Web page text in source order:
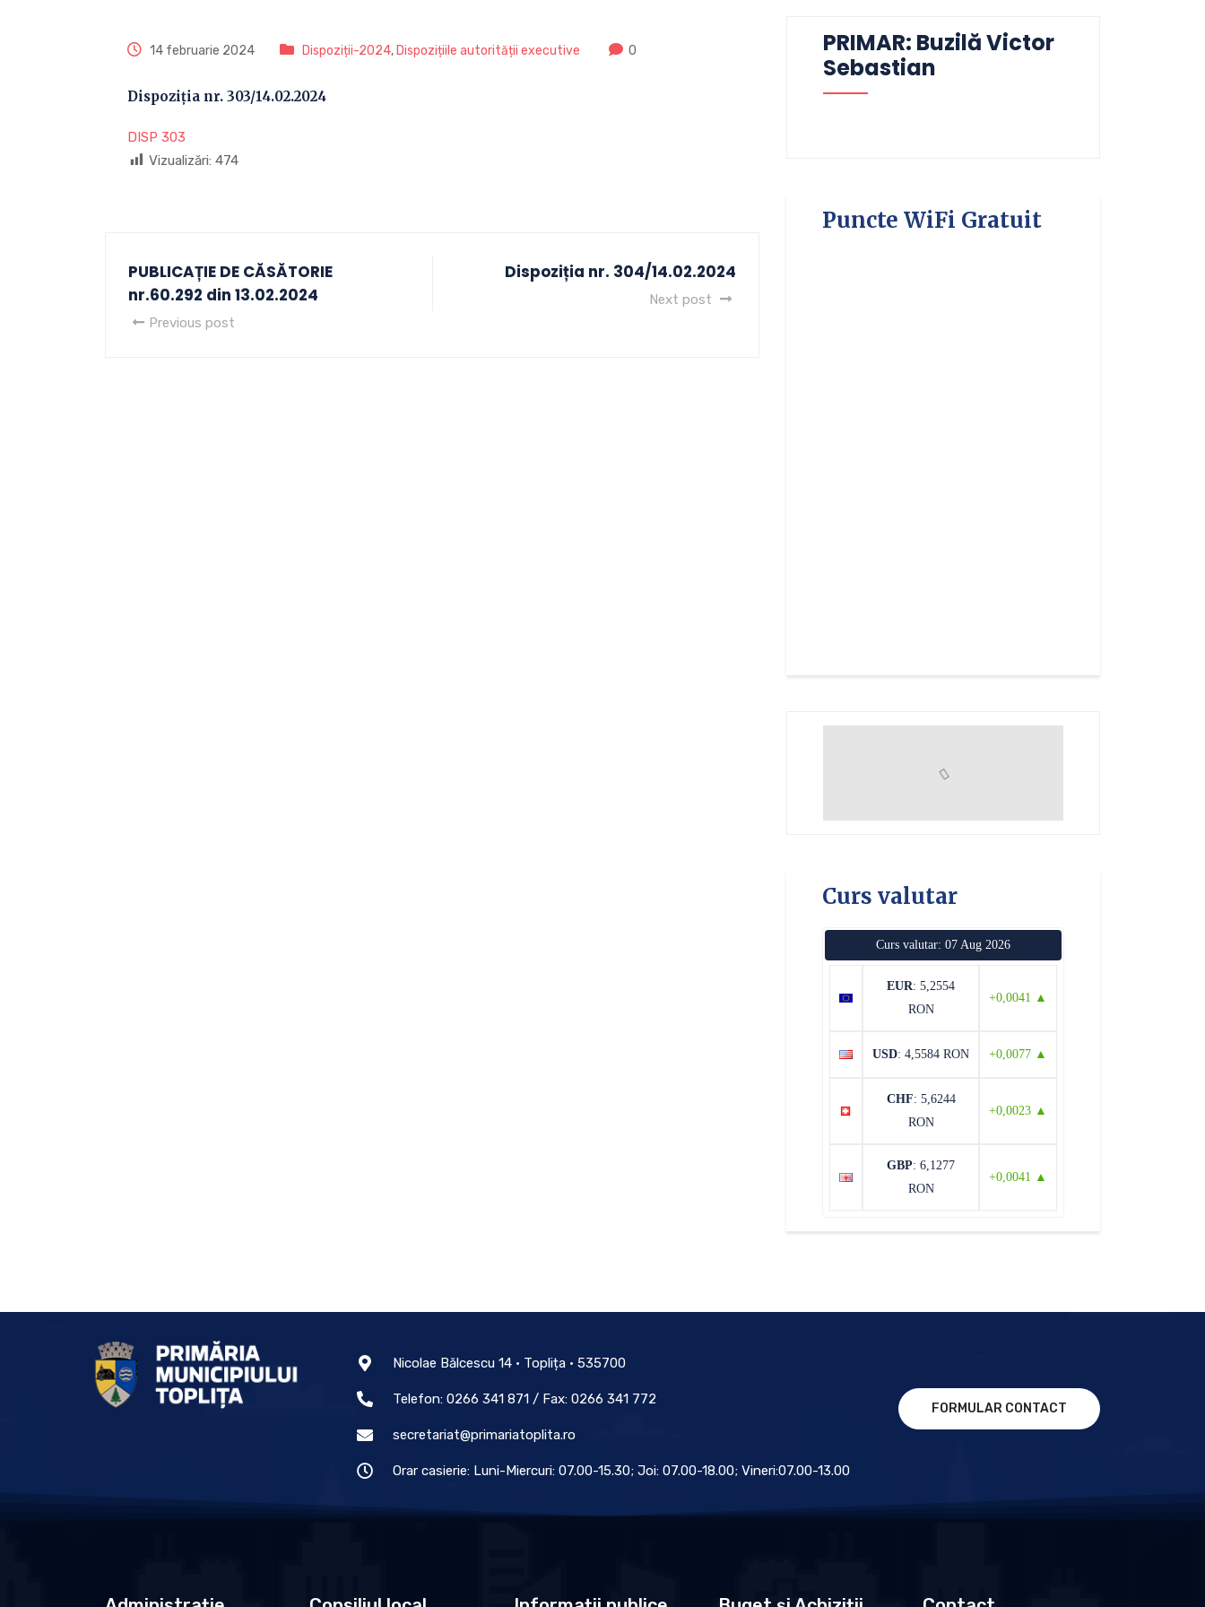
14 februarie 2024 Dispoziții-2024, Dispozițiile autorității executive 0
Dispoziția nr. 303/14.02.2024
DISP 303
Vizualizări: 474
PUBLICAȚIE DE CĂSĂTORIE
nr.60.292 din 13.02.2024
Previous post
Dispoziția nr. 304/14.02.2024
Next post
PRIMAR: Buzilă Victor
Sebastian
Puncte WiFi Gratuit
Curs valutar
Curs valutar: 07 Aug 2026
EUR: 5,2554
RON
+0,0041 ▲
USD: 4,5584 RON +0,0077 ▲
CHF: 5,6244
RON
+0,0023 ▲
GBP: 6,1277
RON
+0,0041 ▲
Nicolae Bălcescu 14 • Toplița • 535700
Telefon: 0266 341 871 / Fax: 0266 341 772
secretariat@primariatoplita.ro
Orar casierie: Luni-Miercuri: 07.00-15.30; Joi: 07.00-18.00; Vineri:07.00-13.00
FORMULAR CONTACT